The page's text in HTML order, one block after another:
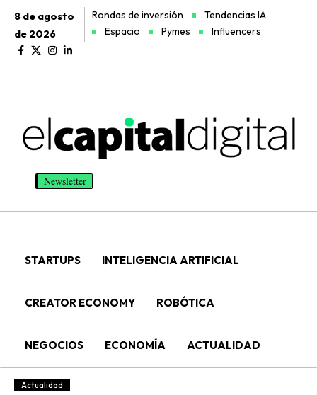
8 de agosto
de 2026
Rondas de inversión
Tendencias IA
Espacio
Pymes Influencers
Newsletter
STARTUPS INTELIGENCIA ARTIFICIAL
CREATOR ECONOMY ROBÓTICA
NEGOCIOS ECONOMÍA ACTUALIDAD
Actualidad